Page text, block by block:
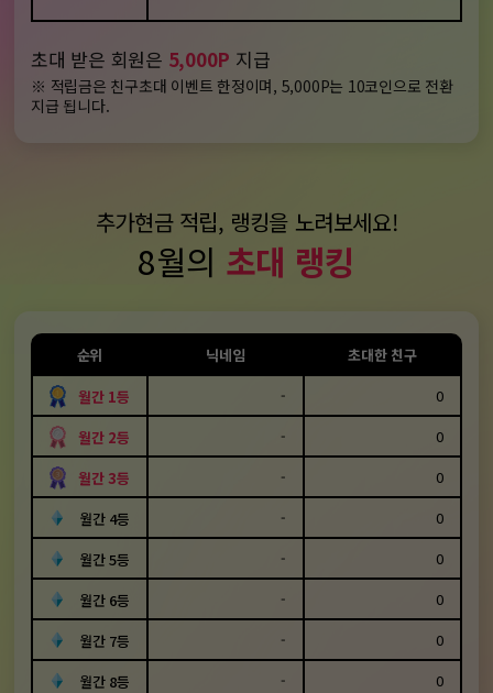
초대 받은 회원은 5,000P 지급
※ 적립금은 친구초대 이벤트 한정이며, 5,000P는 10코인으로 전환
지급 됩니다.
추가현금 적립, 랭킹을 노려보세요!
8월의 초대 랭킹
순위 닉네임
초대한 친구
월간 1등
-
0
월간 2등
-
0
월간 3등
-
0
월간 4등
-
0
월간 5등
-
0
월간 6등
-
0
월간 7등
-
0
월간 8등
-
0